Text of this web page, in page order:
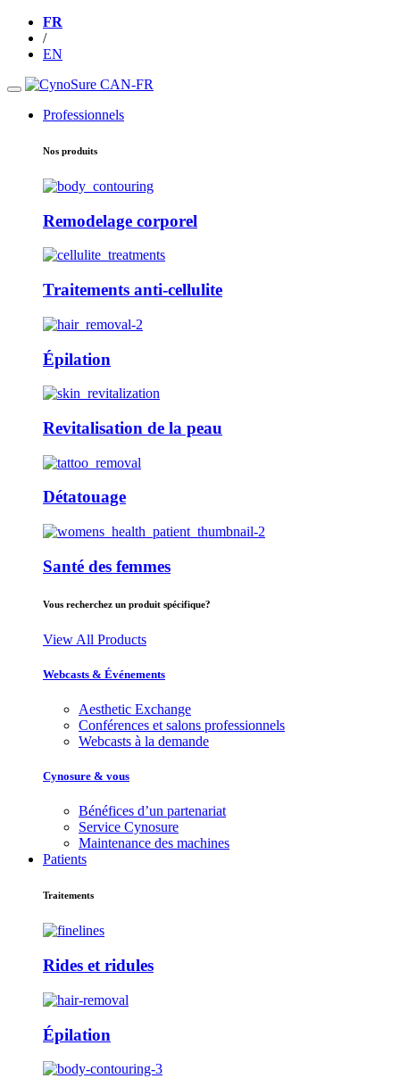
FR
/
EN
Professionnels
Nos produits
Remodelage corporel
Traitements anti-cellulite
Épilation
Revitalisation de la peau
Détatouage
Santé des femmes
Vous recherchez un produit spécifique?
View All Products
Webcasts & Événements
Aesthetic Exchange
Conférences et salons professionnels
Webcasts à la demande
Cynosure & vous
Bénéfices d’un partenariat
Service Cynosure
Maintenance des machines
Patients
Traitements
Rides et ridules
Épilation